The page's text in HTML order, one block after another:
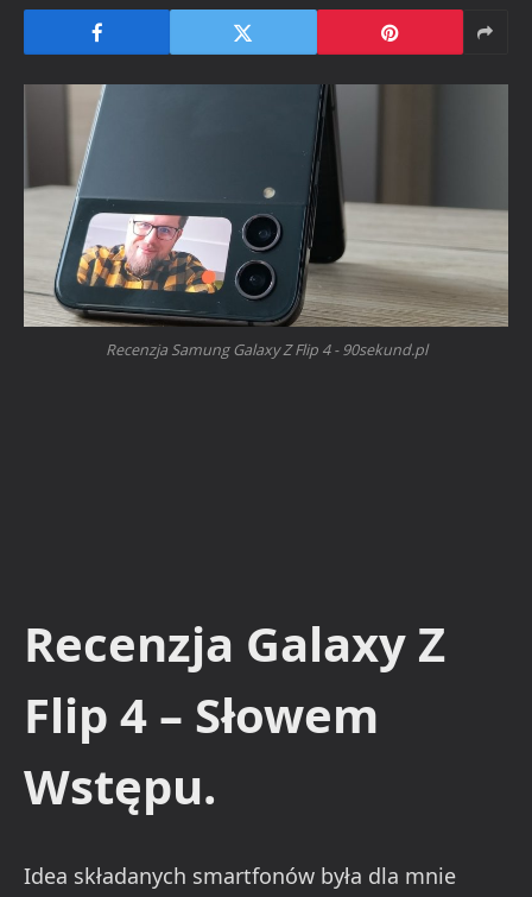
Recenzja Samung Galaxy Z Flip 4 - 90sekund.pl
Recenzja Galaxy Z
Flip 4 – Słowem
Wstępu.
Idea składanych smartfonów była dla mnie